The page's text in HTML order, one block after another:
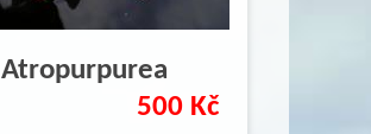
Atropurpurea
500 Kč